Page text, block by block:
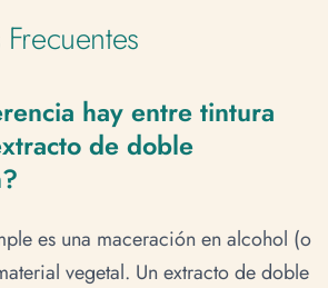
hay entre tintura
de doble
es una maceración en alcohol (o
vegetal. Un extracto de doble